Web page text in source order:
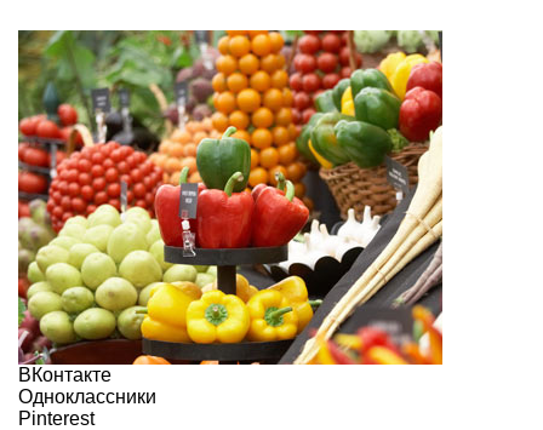
ВКонтакте
Одноклассники
Pinterest